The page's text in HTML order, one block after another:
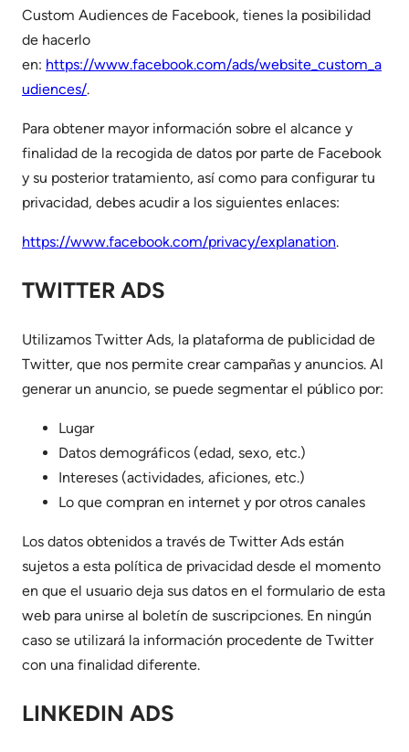
Custom Audiences de Facebook, tienes la posibilidad
de hacerlo
en: https://www.facebook.com/ads/website_custom_a
udiences/.
Para obtener mayor información sobre el alcance y
finalidad de la recogida de datos por parte de Facebook
y su posterior tratamiento, así como para configurar tu
privacidad, debes acudir a los siguientes enlaces:
https://www.facebook.com/privacy/explanation.
TWITTER ADS
Utilizamos Twitter Ads, la plataforma de publicidad de
Twitter, que nos permite crear campañas y anuncios. Al
generar un anuncio, se puede segmentar el público por:
Lugar
Datos demográficos (edad, sexo, etc.)
Intereses (actividades, aficiones, etc.)
Lo que compran en internet y por otros canales
Los datos obtenidos a través de Twitter Ads están
sujetos a esta política de privacidad desde el momento
en que el usuario deja sus datos en el formulario de esta
web para unirse al boletín de suscripciones. En ningún
caso se utilizará la información procedente de Twitter
con una finalidad diferente.
LINKEDIN ADS